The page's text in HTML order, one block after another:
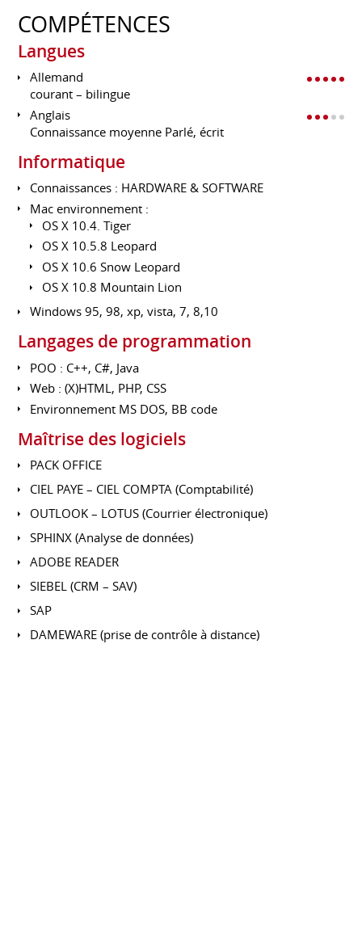
COMPÉTENCES
Langues
Allemand
courant – bilingue
Anglais
Connaissance moyenne Parlé, écrit
Informatique
Connaissances : HARDWARE & SOFTWARE
Mac environnement :
OS X 10.4. Tiger
OS X 10.5.8 Leopard
OS X 10.6 Snow Leopard
OS X 10.8 Mountain Lion
Windows 95, 98, xp, vista, 7, 8,10
Langages de programmation
POO : C++, C#, Java
Web : (X)HTML, PHP, CSS
Environnement MS DOS, BB code
Maîtrise des logiciels
PACK OFFICE
CIEL PAYE – CIEL COMPTA (Comptabilité)
OUTLOOK – LOTUS (Courrier électronique)
SPHINX (Analyse de données)
ADOBE READER
SIEBEL (CRM – SAV)
SAP
DAMEWARE (prise de contrôle à distance)